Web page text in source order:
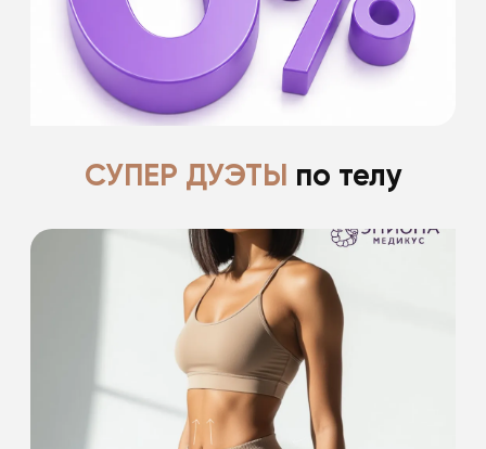
Подробнее
СУПЕР ДУЭТЫ по телу
-15% на проведение 2 процедур
из списка
-15% на проведение лазерной эпиляции